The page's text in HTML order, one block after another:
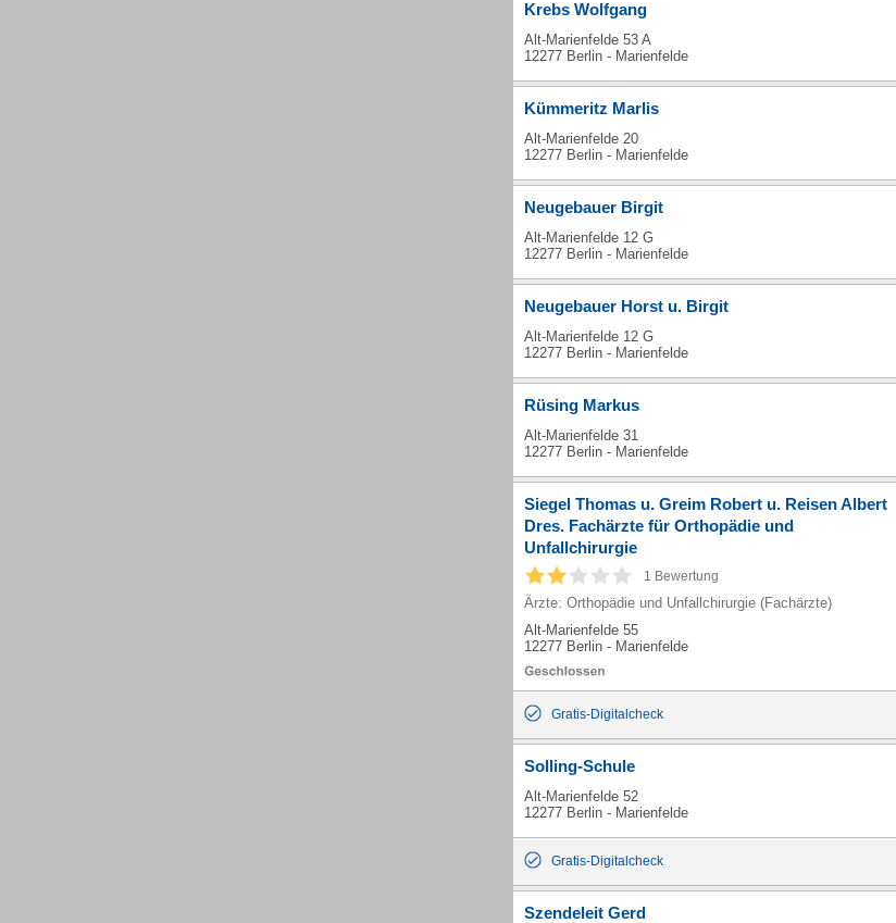
Krebs Wolfgang
Alt-Marienfelde 53 A
12277 Berlin - Marienfelde
Kümmeritz Marlis
Alt-Marienfelde 20
12277 Berlin - Marienfelde
Neugebauer Birgit
Alt-Marienfelde 12 G
12277 Berlin - Marienfelde
Neugebauer Horst u. Birgit
Alt-Marienfelde 12 G
12277 Berlin - Marienfelde
Rüsing Markus
Alt-Marienfelde 31
12277 Berlin - Marienfelde
Siegel Thomas u. Greim Robert u. Reisen Albert
Dres. Fachärzte für Orthopädie und
Unfallchirurgie
1 Bewertung
Ärzte: Orthopädie und Unfallchirurgie (Fachärzte)
Alt-Marienfelde 55
12277 Berlin - Marienfelde
Gratis-Digitalcheck
Solling-Schule
Alt-Marienfelde 52
12277 Berlin - Marienfelde
Gratis-Digitalcheck
Szendeleit Gerd